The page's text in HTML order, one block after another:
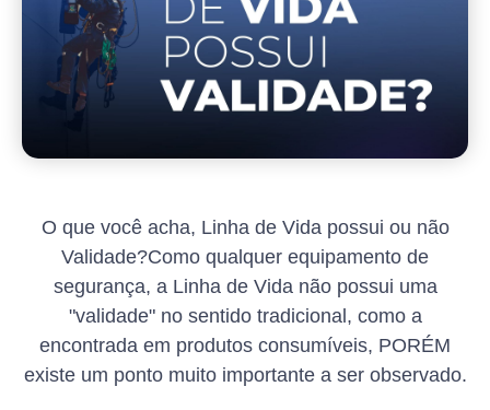
O que você acha, Linha de Vida possui ou não
Validade?Como qualquer equipamento de
segurança, a Linha de Vida não possui uma
"validade" no sentido tradicional, como a
encontrada em produtos consumíveis, PORÉM
existe um ponto muito importante a ser observado.